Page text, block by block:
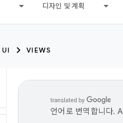
디자인 및 계획
UI VIEWS
언어로 번역합니다.